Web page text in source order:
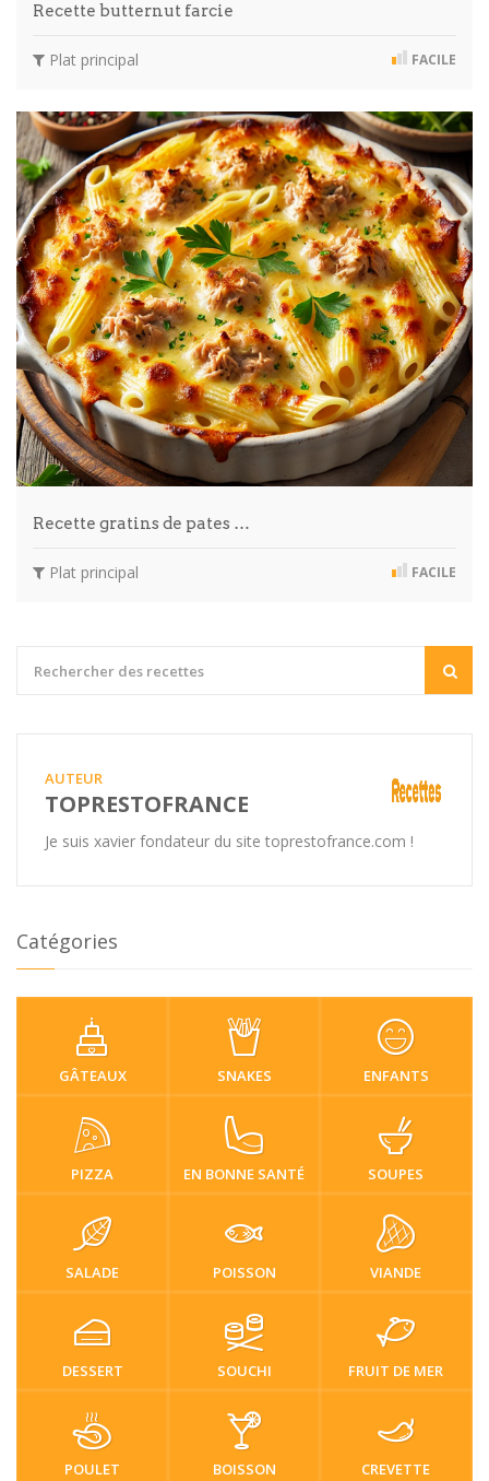
Recette butternut farcie
Plat principal FACILE
Recette gratins de pates …
Plat principal FACILE
AUTEUR
TOPRESTOFRANCE
Je suis xavier fondateur du site toprestofrance.com !
Catégories
GÂTEAUX SNAKES ENFANTS
PIZZA EN BONNE SANTÉ SOUPES
SALADE POISSON VIANDE
DESSERT SOUCHI FRUIT DE MER
POULET BOISSON CREVETTE